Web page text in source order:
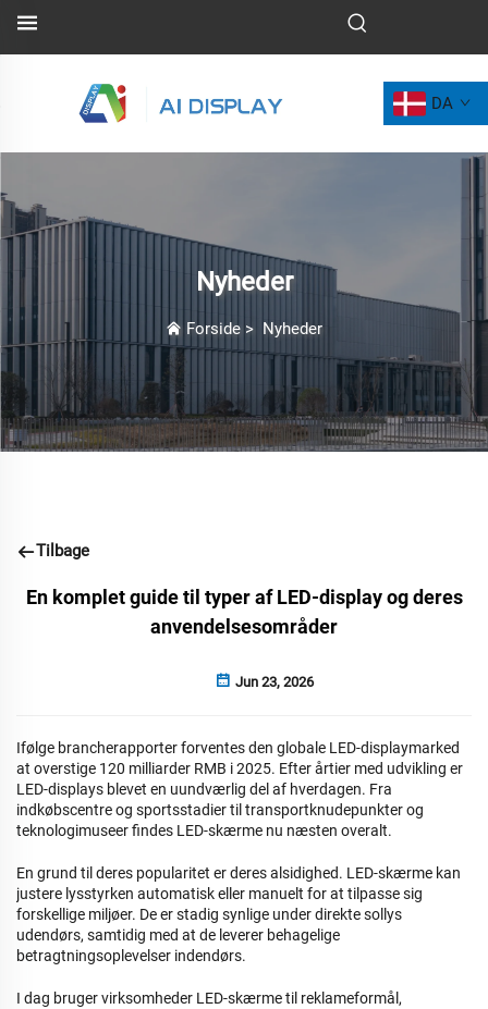
DA
Nyheder
Forside > Nyheder
Tilbage
En komplet guide til typer af LED-display og deres
anvendelsesområder
Jun 23, 2026
Ifølge brancherapporter forventes den globale LED-displaymarked
at overstige 120 milliarder RMB i 2025. Efter årtier med udvikling er
LED-displays blevet en uundværlig del af hverdagen. Fra
indkøbscentre og sportsstadier til transportknudepunkter og
teknologimuseer findes LED-skærme nu næsten overalt.
En grund til deres popularitet er deres alsidighed. LED-skærme kan
justere lysstyrken automatisk eller manuelt for at tilpasse sig
forskellige miljøer. De er stadig synlige under direkte sollys
udendørs, samtidig med at de leverer behagelige
betragtningsoplevelser indendørs.
I dag bruger virksomheder LED-skærme til reklameformål,